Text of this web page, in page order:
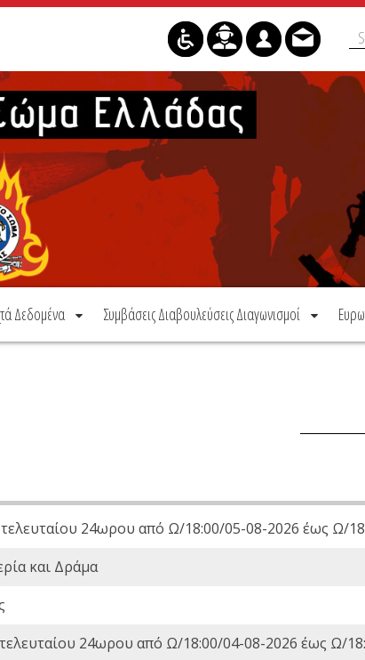
Δεδομένα Συμβάσεις Διαβουλεύσεις Διαγωνισμοί
τελευταίου 24ωρου από Ω/18:00/05-08-2026 έως Ω/
και Δράμα
24ωρου από Ω/18:00/04-08-2026 έως Ω/